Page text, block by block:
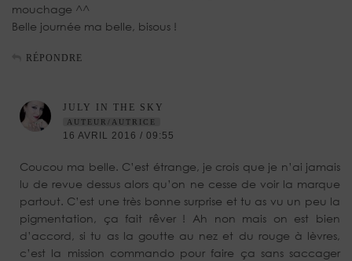
mouchage ^^
Belle journée ma belle, bisous !
RÉPONDRE
JULY IN THE SKY
AUTEUR/AUTRICE
16 AVRIL 2016 / 09:55
Coucou ma belle. C’est étrange, je crois que je n’ai jamais
lu de revue dessus alors qu’on ne cesse de voir la marque
partout. C’est une très bonne surprise et tu as vu un peu la
pigmentation, ça fait rêver ! Ah non mais on est bien
d’accord, si tu as la goutte au nez et du rouge à lèvres,
c’est la mission commando pour faire ça sans saccager